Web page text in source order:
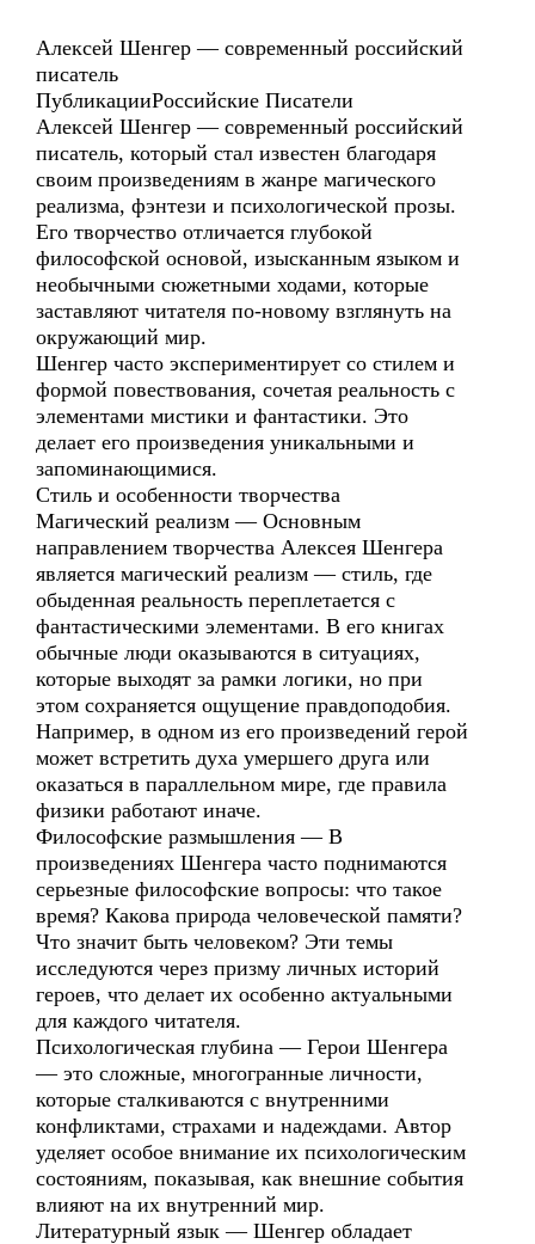
Алексей Шенгер — современный российский
писатель
ПубликацииРоссийские Писатели
Алексей Шенгер — современный российский
писатель, который стал известен благодаря
своим произведениям в жанре магического
реализма, фэнтези и психологической прозы.
Его творчество отличается глубокой
философской основой, изысканным языком и
необычными сюжетными ходами, которые
заставляют читателя по-новому взглянуть на
окружающий мир.
Шенгер часто экспериментирует со стилем и
формой повествования, сочетая реальность с
элементами мистики и фантастики. Это
делает его произведения уникальными и
запоминающимися.
Стиль и особенности творчества
Магический реализм — Основным
направлением творчества Алексея Шенгера
является магический реализм — стиль, где
обыденная реальность переплетается с
фантастическими элементами. В его книгах
обычные люди оказываются в ситуациях,
которые выходят за рамки логики, но при
этом сохраняется ощущение правдоподобия.
Например, в одном из его произведений герой
может встретить духа умершего друга или
оказаться в параллельном мире, где правила
физики работают иначе.
Философские размышления — В
произведениях Шенгера часто поднимаются
серьезные философские вопросы: что такое
время? Какова природа человеческой памяти?
Что значит быть человеком? Эти темы
исследуются через призму личных историй
героев, что делает их особенно актуальными
для каждого читателя.
Психологическая глубина — Герои Шенгера
— это сложные, многогранные личности,
которые сталкиваются с внутренними
конфликтами, страхами и надеждами. Автор
уделяет особое внимание их психологическим
состояниям, показывая, как внешние события
влияют на их внутренний мир.
Литературный язык — Шенгер обладает